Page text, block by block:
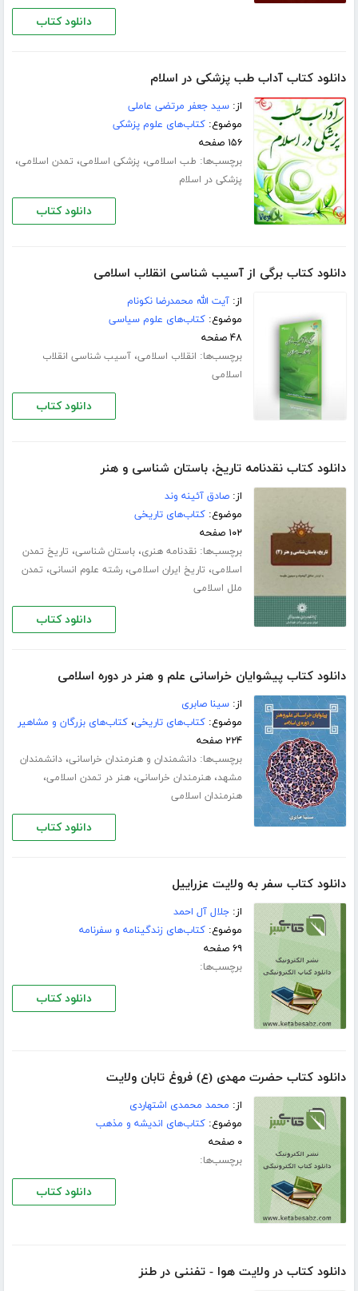
دانلود کتاب
دانلود کتاب آداب طب پزشکی در اسلام
از:سید جعفر مرتضی عاملی
موضوع:کتاب‌های علوم پزشکی
۱۵۶ صفحه
برچسب‌ها: طب اسلامی، پزشکی اسلامی، تمدن اسلامی،
پزشکی در اسلام
دانلود کتاب
دانلود کتاب برگی از آسیب شناسی انقلاب اسلامی
از:آیت الله محمدرضا نکونام
موضوع:کتاب‌های علوم سیاسی
۴۸ صفحه
برچسب‌ها: انقلاب اسلامی،آسیب شناسی انقلاب
اسلامی
دانلود کتاب
دانلود کتاب نقدنامه تاریخ، باستان شناسی و هنر
از:صادق آئینه وند
موضوع:کتاب‌های تاریخی
۱۰۲ صفحه
برچسب‌ها:نقدنامه هنری،باستان شناسی، تاریخ تمدن
اسلامی، تاریخ ایران اسلامی،رشته علوم انسانی، تمدن
ملل اسلامی
دانلود کتاب
دانلود کتاب پیشوایان خراسانی علم و هنر در دوره اسلامی
از:سینا صابری
موضوع:کتاب‌های تاریخی،کتاب‌های بزرگان و مشاهیر
۲۲۴ صفحه
برچسب‌ها:دانشمندان و هنرمندان خراسانی،دانشمندان
مشهد،هنرمندان خراسانی،هنر در تمدن اسلامی،
هنرمندان اسلامی
دانلود کتاب
دانلود کتاب سفر به ولایت عزراییل
از:جلال آل احمد
موضوع:کتاب‌های زندگینامه و سفرنامه
۶۹ صفحه
برچسب‌ها:
دانلود کتاب
دانلود کتاب حضرت مهدى (ع) فروغ تابان ولایت
از: محمد محمدى اشتهاردى
موضوع:کتاب‌های اندیشه و مذهب
۰ صفحه
برچسب‌ها:
دانلود کتاب
دانلود کتاب در ولایت هوا - تفننی در طنز